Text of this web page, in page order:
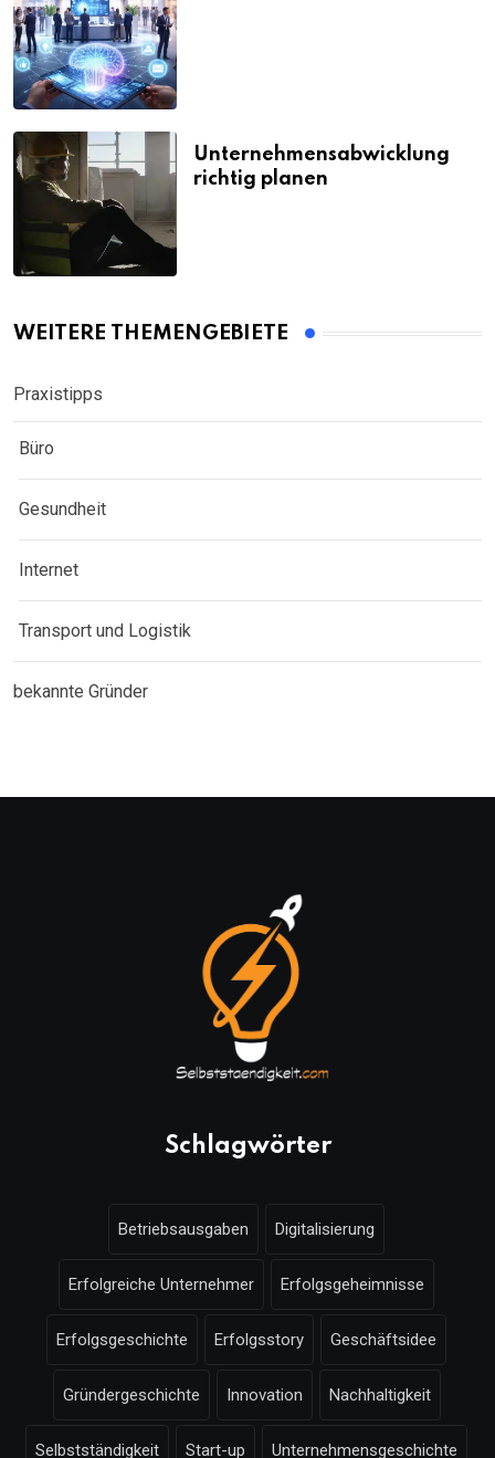
Unternehmensabwicklung
richtig planen
WEITERE THEMENGEBIETE
Praxistipps
Büro
Gesundheit
Internet
Transport und Logistik
bekannte Gründer
Schlagwörter
Betriebsausgaben Digitalisierung
Erfolgreiche Unternehmer Erfolgsgeheimnisse
Erfolgsgeschichte Erfolgsstory Geschäftsidee
Gründergeschichte Innovation Nachhaltigkeit
Selbstständigkeit Start-up Unternehmensgeschichte